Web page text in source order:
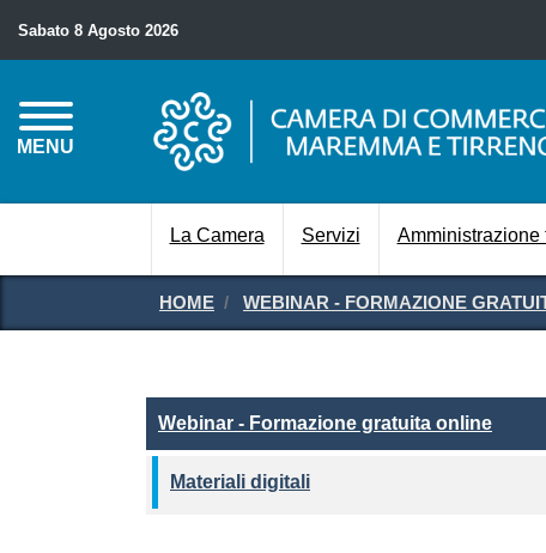
Sabato 8 Agosto 2026
MENU
La Camera Servizi Amministrazione
HOME WEBINAR - FORMAZIONE
Webinar - Formazione
Webinar - Formazione gratuita online
Materiali digitali